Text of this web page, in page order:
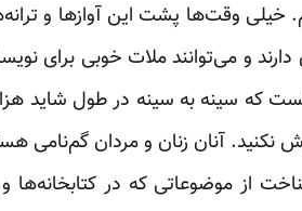
وقت‌ها پشت این آوازها و
و می‌توانند ‏ملات خوبی برای
که ‏سینه به سینه در طول شاید
آنان زنان و مردان گم‌نامی
از موضوعاتی که در